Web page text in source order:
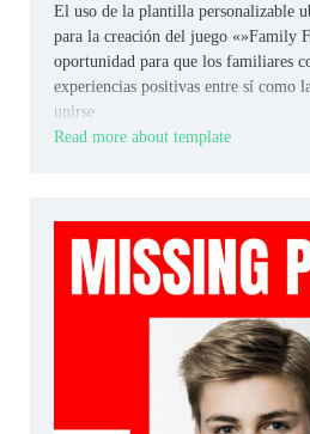
El uso de la plantilla personalizable
para la creación del juego «»Family
oportunidad para que los familiares
experiencias positivas entre sí como
unirse.
Read more about template